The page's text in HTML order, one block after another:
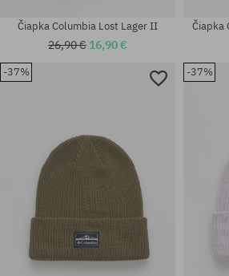
Čiapka Columbia Lost Lager II
26,90 € 16,90 €
Čiapka
-37% -37%